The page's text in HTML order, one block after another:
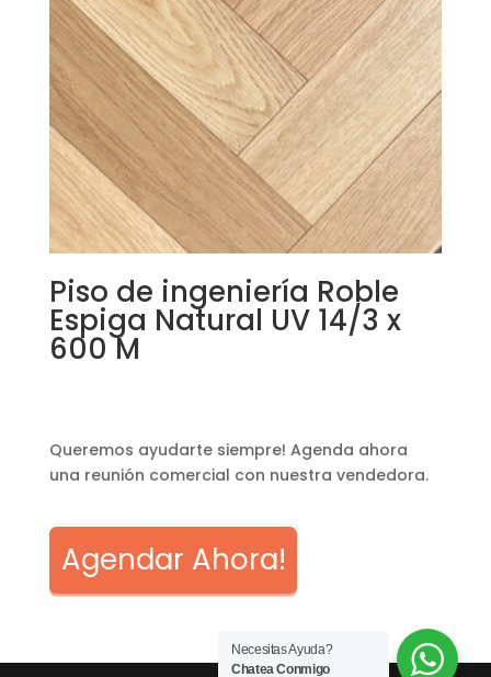
Piso de ingeniería Roble
Espiga Natural UV 14/3 x
600 M
Queremos ayudarte siempre! Agenda ahora
una reunión comercial con nuestra vendedora.
Agendar Ahora!
Necesitas Ayuda?
Chatea Conmigo